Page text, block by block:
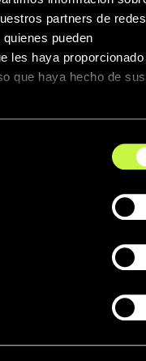
partners de redes
pueden
les haya proporcionado
que haya hecho de sus